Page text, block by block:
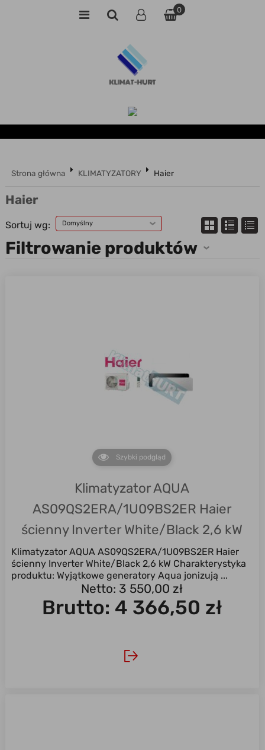
0
Strona główna KLIMATYZATORY Haier
Haier
Sortuj wg: Domyślny
Filtrowanie produktów
Szybki podgląd
Klimatyzator AQUA
AS09QS2ERA/1U09BS2ER Haier
ścienny Inverter White/Black 2,6 kW
Klimatyzator AQUA AS09QS2ERA/1U09BS2ER Haier
ścienny Inverter White/Black 2,6 kW Charakterystyka
produktu: Wyjątkowe generatory Aqua jonizują ...
Netto: 3 550,00 zł
Brutto: 4 366,50 zł